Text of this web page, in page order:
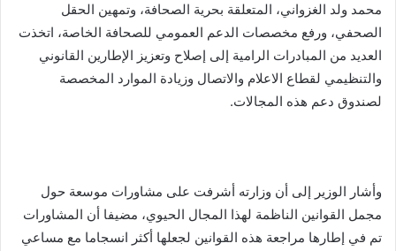
محمد ولد الغزواني، المتعلقة بحرية الصحافة، وتمهين الحقل
الصحفي، ورفع مخصصات الدعم العمومي للصحافة الخاصة، اتخذت
العديد من المبادرات الرامية إلى إصلاح وتعزيز الإطارين القانوني
والتنظيمي لقطاع الاعلام والاتصال وزيادة الموارد المخصصة
لصندوق دعم هذه المجالات.
وأشار الوزير إلى أن وزارته أشرفت على مشاورات موسعة حول
مجمل القوانين الناظمة لهذا المجال الحيوي، مضيفا أن المشاورات
تم في إطارها مراجعة هذه القوانين لجعلها أكثر انسجاما مع مساعي